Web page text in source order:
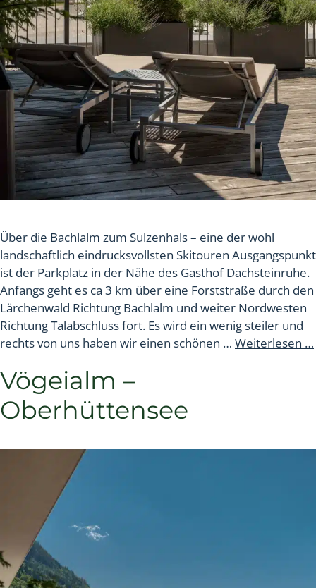
Über die Bachlalm zum Sulzenhals – eine der wohl
landschaftlich eindrucksvollsten Skitouren Ausgangspunkt
ist der Parkplatz in der Nähe des Gasthof Dachsteinruhe.
Anfangs geht es ca 3 km über eine Forststraße durch den
Lärchenwald Richtung Bachlalm und weiter Nordwesten
Richtung Talabschluss fort. Es wird ein wenig steiler und
rechts von uns haben wir einen schönen … Weiterlesen …
Vögeialm –
Oberhüttensee